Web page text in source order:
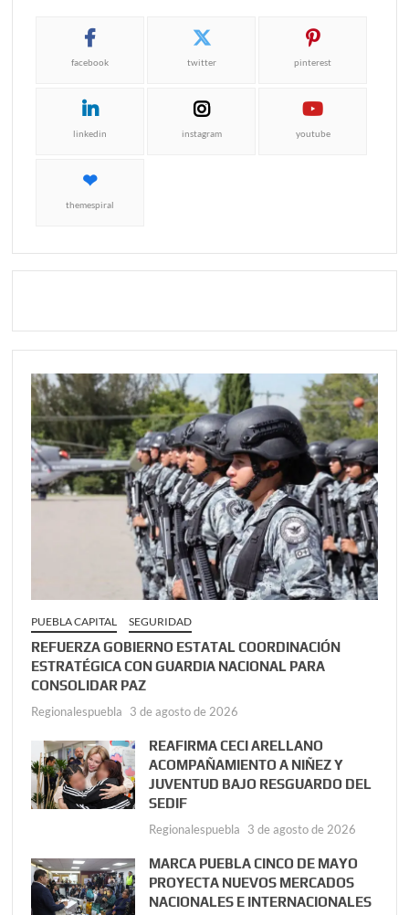
facebook twitter pinterest
linkedin instagram youtube
themespiral
PUEBLA CAPITAL SEGURIDAD
REFUERZA GOBIERNO ESTATAL COORDINACIÓN
ESTRATÉGICA CON GUARDIA NACIONAL PARA
CONSOLIDAR PAZ
Regionalespuebla 3 de agosto de 2026
REAFIRMA CECI ARELLANO
ACOMPAÑAMIENTO A NIÑEZ Y
JUVENTUD BAJO RESGUARDO DEL
SEDIF
Regionalespuebla 3 de agosto de 2026
MARCA PUEBLA CINCO DE MAYO
PROYECTA NUEVOS MERCADOS
NACIONALES E INTERNACIONALES